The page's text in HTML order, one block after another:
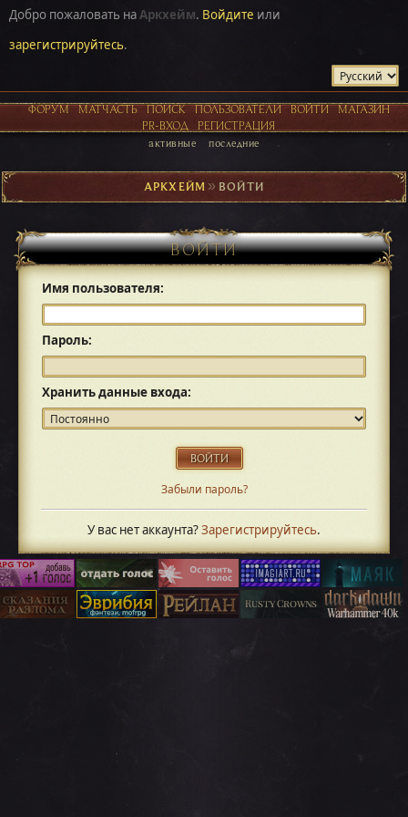
Добро пожаловать наАркхейм. Войдите или
зарегистрируйтесь.
ФОРУМ МАТЧАСТЬ ПОИСК ПОЛЬЗОВАТЕЛИ ВОЙТИ
МАГАЗИН
PR-ВХОД
РЕГИСТРАЦИЯ
активные последние
АРКХЕЙМ ►ВОЙТИ
ВОЙТИ
Имя пользователя:
Пароль:
Хранить данные входа:
Забыли пароль?
У вас нет аккаунта?Зарегистрируйтесь.